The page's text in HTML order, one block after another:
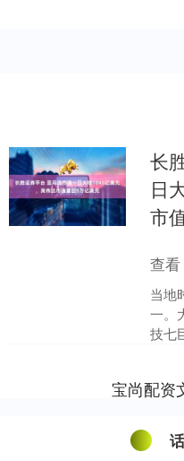
长
日
市
查看
当地
一。
技七
宝尚配资